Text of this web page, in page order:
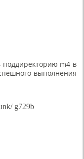
поддиректорию m4 в
выполнения
g729b